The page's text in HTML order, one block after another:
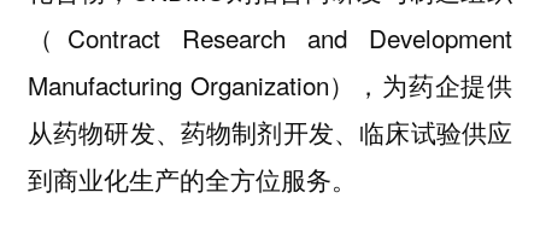
（Contract Research and Development
Manufacturing Organization），为药企提供
从药物研发、药物制剂开发、临床试验供应
到商业化生产的全方位服务。